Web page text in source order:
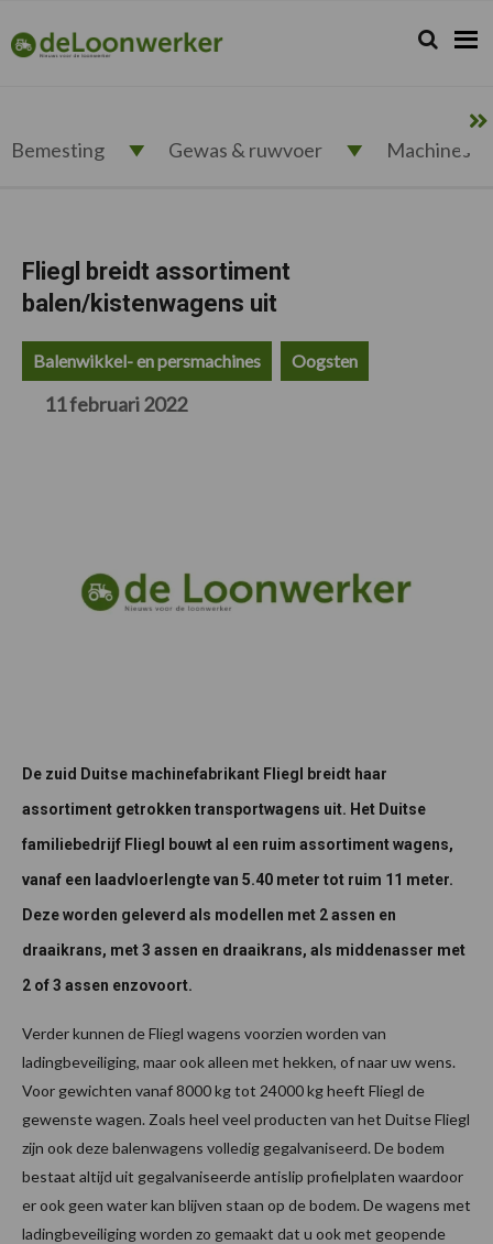
de
hoofdnavigatie
de
hoofd
de
eerste
de
voettekst
deloonwerker.nl Zoeken...
Zoek
Bemesting Gewas & ruwvoer Machines
Fliegl breidt assortiment
balen/kistenwagens uit
Balenwikkel- en persmachines Oogsten
11 februari 2022
De zuid Duitse machinefabrikant Fliegl breidt haar
assortiment getrokken transportwagens uit. Het Duitse
familiebedrijf Fliegl bouwt al een ruim assortiment wagens,
vanaf een laadvloerlengte van 5.40 meter tot ruim 11 meter.
Deze worden geleverd als modellen met 2 assen en
draaikrans, met 3 assen en draaikrans, als middenasser met
2 of 3 assen enzovoort.
Verder kunnen de Fliegl wagens voorzien worden van
ladingbeveiliging, maar ook alleen met hekken, of naar uw wens.
Voor gewichten vanaf 8000 kg tot 24000 kg heeft Fliegl de
gewenste wagen. Zoals heel veel producten van het Duitse Fliegl
zijn ook deze balenwagens volledig gegalvaniseerd. De bodem
bestaat altijd uit gegalvaniseerde antislip profielplaten waardoor
er ook geen water kan blijven staan op de bodem. De wagens met
ladingbeveiliging worden zo gemaakt dat u ook met geopende